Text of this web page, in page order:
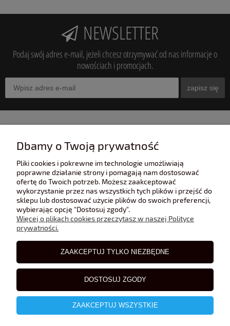
NEWSLETTER
Podaj swój adres e-mail, jeżeli chcesz otrzymywać od nas informacje o
nowościach i promocjach.
zapisz się
POMOC
POLECANE STRONY
BLOG
Dbamy o Twoją prywatność
Pliki cookies i pokrewne im technologie umożliwiają
poprawne działanie strony i pomagają nam dostosować
ofertę do Twoich potrzeb. Możesz zaakceptować
wykorzystanie przez nas wszystkich tych plików i przejść do
sklepu lub dostosować użycie plików do swoich preferencji,
wybierając opcję "Dostosuj zgody".
Więcej o plikach cookies przeczytasz w naszej Polityce
prywatności.
ZAAKCEPTUJ TYLKO NIEZBĘDNE
DOSTOSUJ ZGODY
ZAAKCEPTUJ WSZYSTKIE